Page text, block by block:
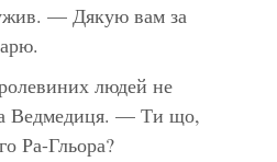
— Дякую вам за
людей не
Ведмедиця. — Ти що,
Ра-Гльора?